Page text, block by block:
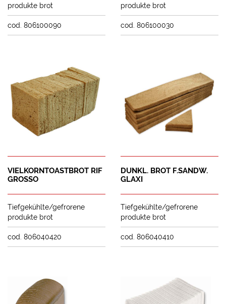
produkte brot
cod. 806100090
produkte brot
cod. 806100030
VIELKORNTOASTBROT RIF
GROSSO
Tiefgekühlte/gefrorene
produkte brot
cod. 806040420
DUNKL. BROT F.SANDW.
GLAXI
Tiefgekühlte/gefrorene
produkte brot
cod. 806040410